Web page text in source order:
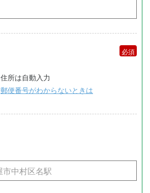
住所は自動入力
郵便番号がわからないときは